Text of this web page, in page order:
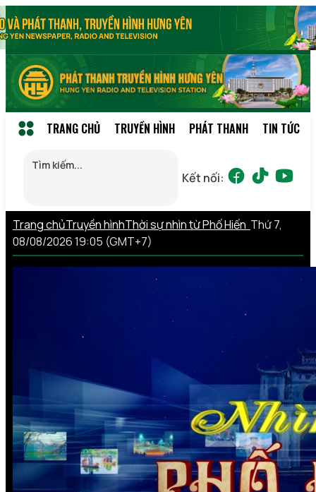
TRANG CHỦ TRUYỀN HÌNH PHÁT THANH TIN TỨC
Kết nối:
Trang chủTruyền hìnhThời sự nhìn từ Phố Hiến Thứ 7,
08/08/2026 19:05 (GMT+7)